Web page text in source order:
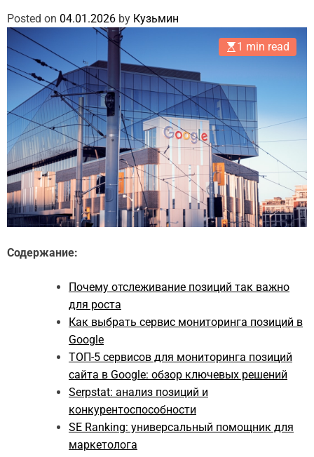
Posted on 04.01.2026 by Кузьмин
1 min read
Содержание:
Почему отслеживание позиций так важно
для роста
Как выбрать сервис мониторинга позиций в
Google
ТОП-5 сервисов для мониторинга позиций
сайта в Google: обзор ключевых решений
Serpstat: анализ позиций и
конкурентоспособности
SE Ranking: универсальный помощник для
маркетолога